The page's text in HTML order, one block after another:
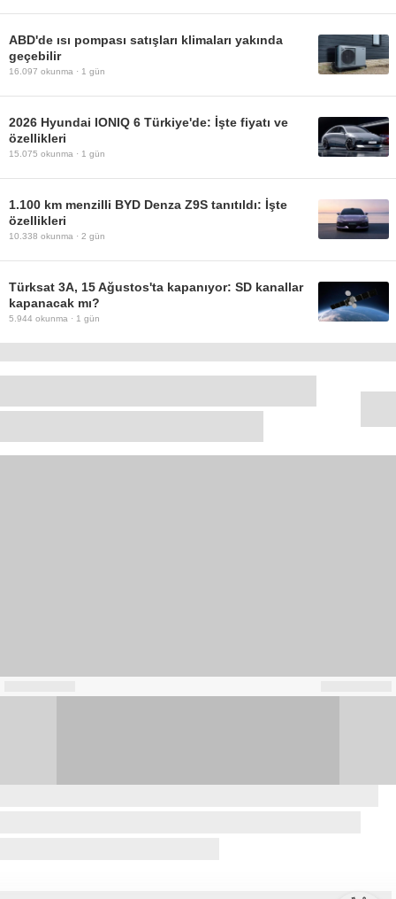
ABD'de ısı pompası satışları klimaları yakında
geçebilir
16.097 okunma · 1 gün
2026 Hyundai IONIQ 6 Türkiye'de: İşte fiyatı ve
özellikleri
15.075 okunma · 1 gün
1.100 km menzilli BYD Denza Z9S tanıtıldı: İşte
özellikleri
10.338 okunma · 2 gün
Türksat 3A, 15 Ağustos'ta kapanıyor: SD kanallar
kapanacak mı?
5.944 okunma · 1 gün